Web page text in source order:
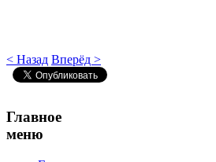
< Назад Вперёд >
Главное
меню